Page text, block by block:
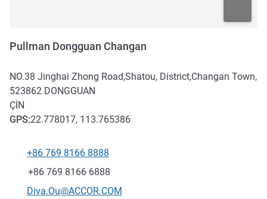
Pullman Dongguan Changan
NO.38 Jinghai Zhong Road,Shatou, District,Changan Town,
523862 DONGGUAN
ÇIN
GPS:22.778017, 113.765386
Telefon
+86 769 8166 8888
Faks
+86 769 8166 6888
İletişim için e-posta
Diva.Ou@ACCOR.COM